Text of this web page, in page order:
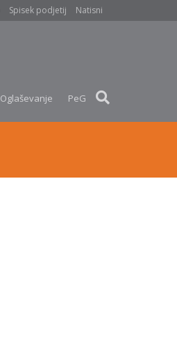
Spisek podjetij Natisni
Oglaševanje PeG